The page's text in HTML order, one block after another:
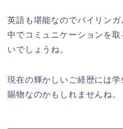
英語も堪能なのでバイリン
中でコミュニケーションを
いでしょうね。
現在の輝かしいご経歴には
賜物なのかもしれませんね。